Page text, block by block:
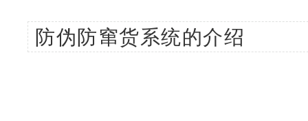
防伪防窜货系统的介绍